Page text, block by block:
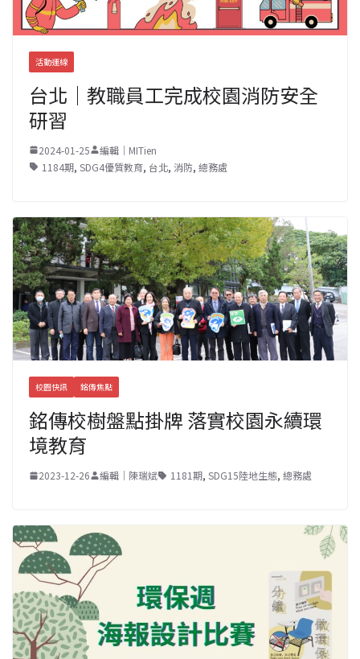
活動連線
台北｜教職員工完成校園消防安全
研習
2024-01-25
編輯｜MITien
1184期, SDG4優質教育, 台北, 消防, 總務處
校園快訊 銘傳焦點
銘傳校樹盤點掛牌 落實校園永續環
境教育
2023-12-26 編輯｜陳瑞斌 1181期, SDG15陸地生態, 總務處